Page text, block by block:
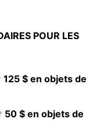
POUR LES
125 $ en objets de
50 $ en objets de